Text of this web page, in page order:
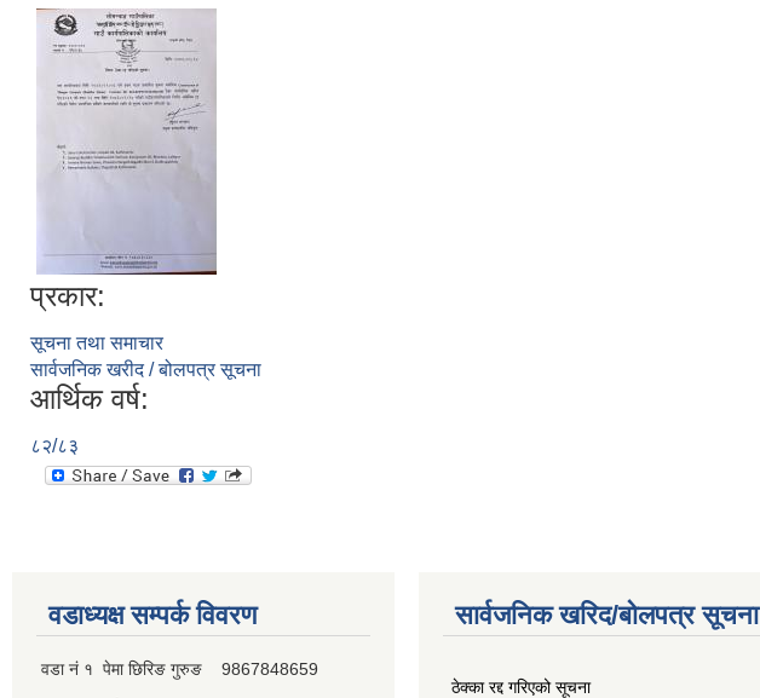
प्रकार:
सूचना तथा समाचार
सार्वजनिक खरीद / बोलपत्र सूचना
आर्थिक वर्ष:
८२/८३
वडाध्यक्ष सम्पर्क विवरण
वडा नं १ पेमा छिरिङ गुरुङ 9867848659
सार्वजनिक खरिद/बोलपत्र सूचना
ठेक्का रद्द गरिएको सूचना